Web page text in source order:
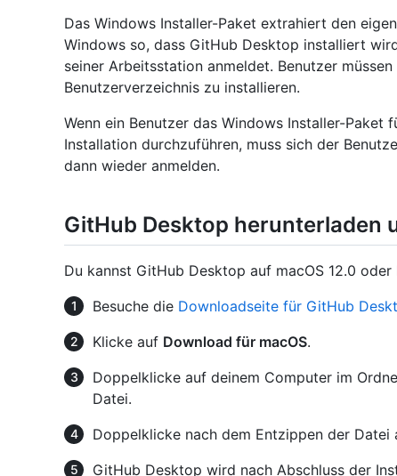
Das Windows Installer-Paket extrahiert den
Windows so, dass GitHub Desktop installiert
seiner Arbeitsstation anmeldet. Benutzer
Benutzerverzeichnis zu installieren.
Wenn ein Benutzer das Windows Installer-
Installation durchzuführen, muss sich der
dann wieder anmelden.
GitHub Desktop herunterladen
Du kannst GitHub Desktop auf macOS 12.0 oder
Besuche die Downloadseite für GitHub
Klicke auf Download für macOS.
Doppelklicke auf deinem Computer im
Datei.
Doppelklicke nach dem Entzippen der Datei
GitHub Desktop wird nach Abschluss der